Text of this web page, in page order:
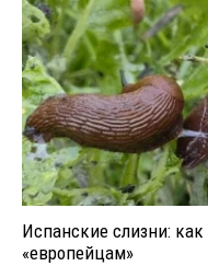
Испанские слизни:
«европейцам»